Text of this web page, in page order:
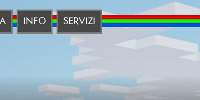
INFO SERVIZI